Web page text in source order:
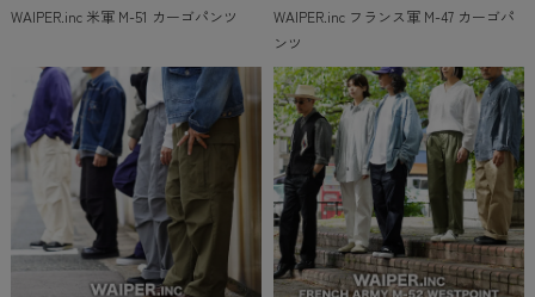
WAIPER.inc 米軍 M-51 カーゴパンツ
WAIPER.inc フランス軍 M-47 カーゴパ
ンツ